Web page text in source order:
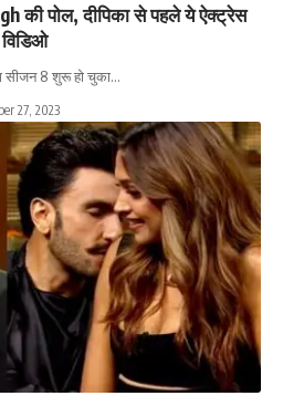
की पोल, दीपिका से पहले ये ऐक्ट्रेस
सीजन 8 शुरू हो चुका…
27, 2023